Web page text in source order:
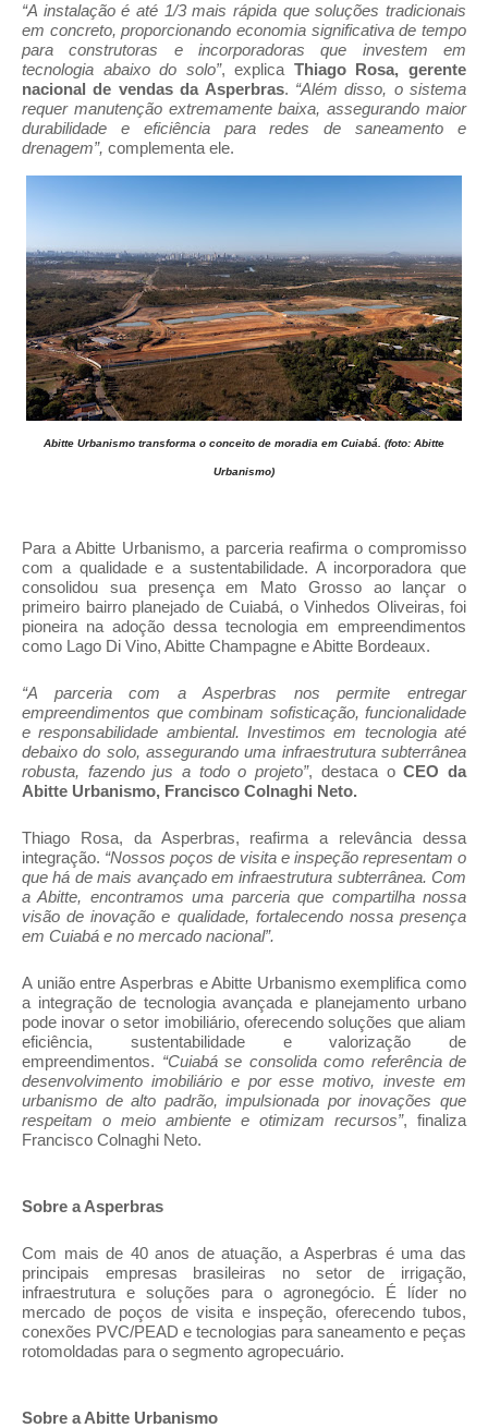
“A instalação é até 1/3 mais rápida que soluções tradicionais
em concreto, proporcionando economia significativa de tempo
para construtoras e incorporadoras que investem em
tecnologia abaixo do solo”, explica Thiago Rosa, gerente
nacional de vendas da Asperbras. “Além disso, o sistema
requer manutenção extremamente baixa, assegurando maior
durabilidade e eficiência para redes de saneamento e
drenagem”, complementa ele.
Abitte Urbanismo transforma o conceito de moradia em Cuiabá. (foto: Abitte
Urbanismo)
Para a Abitte Urbanismo, a parceria reafirma o compromisso
com a qualidade e a sustentabilidade. A incorporadora que
consolidou sua presença em Mato Grosso ao lançar o
primeiro bairro planejado de Cuiabá, o Vinhedos Oliveiras, foi
pioneira na adoção dessa tecnologia em empreendimentos
como Lago Di Vino, Abitte Champagne e Abitte Bordeaux.
“A parceria com a Asperbras nos permite entregar
empreendimentos que combinam sofisticação, funcionalidade
e responsabilidade ambiental. Investimos em tecnologia até
debaixo do solo, assegurando uma infraestrutura subterrânea
robusta, fazendo jus a todo o projeto”, destaca oCEO da
Abitte Urbanismo, Francisco Colnaghi Neto.
Thiago Rosa, da Asperbras, reafirma a relevância dessa
integração. “Nossos poços de visita e inspeção representam o
que há de mais avançado em infraestrutura subterrânea. Com
a Abitte, encontramos uma parceria que compartilha nossa
visão de inovação e qualidade, fortalecendo nossa presença
em Cuiabá e no mercado nacional”.
A união entre Asperbras e Abitte Urbanismo exemplifica como
a integração de tecnologia avançada e planejamento urbano
pode inovar o setor imobiliário, oferecendo soluções que aliam
eficiência, sustentabilidade e valorização de
empreendimentos. “Cuiabá se consolida como referência de
desenvolvimento imobiliário e por esse motivo, investe em
urbanismo de alto padrão, impulsionada por inovações que
respeitam o meio ambiente e otimizam recursos”, finaliza
Francisco Colnaghi Neto.
Sobre a Asperbras
Com mais de 40 anos de atuação, a Asperbras é uma das
principais empresas brasileiras no setor de irrigação,
infraestrutura e soluções para o agronegócio. É líder no
mercado de poços de visita e inspeção, oferecendo tubos,
conexões PVC/PEAD e tecnologias para saneamento e peças
rotomoldadas para o segmento agropecuário.
Sobre a Abitte Urbanismo